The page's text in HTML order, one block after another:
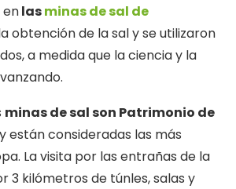
enlasminas de sal de
obtención de la sal y se utilizaron
a medida que la ciencia y la
minas de sal son Patrimonio de
y están consideradas las más
La visita por las entrañas de la
3 kilómetros de túnles, salas y